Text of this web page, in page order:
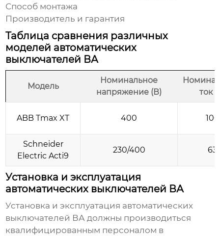
Способ монтажа
Производитель и гарантия
Таблица сравнения различных
моделей автоматических
выключателей ВА
Модель
Номинальное
напряжение (В)
ток
ABB Tmax XT 400 100
Schneider
Electric Acti9
230/400 63
Установка и эксплуатация
автоматических выключателей ВА
Установка и эксплуатация автоматических
выключателей ВА должны производиться
квалифицированным персоналом в